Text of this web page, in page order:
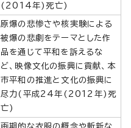
(2014年)死亡)
原爆の悲惨さや核実験による
被爆の悲劇をテーマとした作
品を通じて平和を訴えるな
ど、映像文化の振興に貢献、本
市平和の推進と文化の振興に
尽力(平成24年(2012年)死
亡)
画期的な衣服の概念や斬新な